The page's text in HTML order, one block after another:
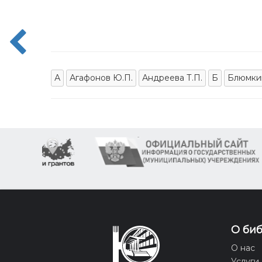
А Агафонов Ю.П. Андреева Т.П. Б
О
О нас